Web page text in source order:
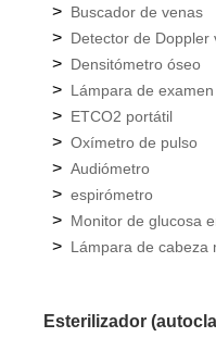
> Buscador de venas
> Detector de Doppler
> Densitómetro óseo
> Lámpara de examen
> ETCO2 portátil
> Oxímetro de pulso
> Audiómetro
> espirómetro
> Monitor de glucosa
> Lámpara de cabeza
Esterilizador